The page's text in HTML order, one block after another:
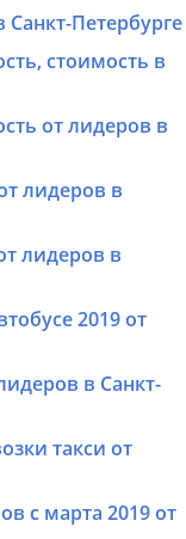
Петербурге
стоимость в
от лидеров в
лидеров в
лидеров в
2019 от
в Санкт-
такси от
с марта 2019 от